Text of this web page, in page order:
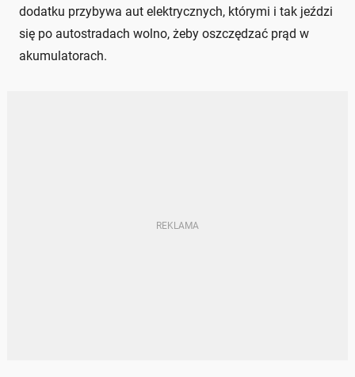
dodatku przybywa aut elektrycznych, którymi i tak jeździ
się po autostradach wolno, żeby oszczędzać prąd w
akumulatorach.